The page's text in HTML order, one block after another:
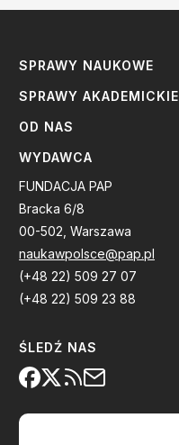
SPRAWY NAUKOWE
SPRAWY AKADEMICKIE
OD NAS
WYDAWCA
FUNDACJA PAP
Bracka 6/8
00-502, Warszawa
naukawpolsce@pap.pl
(+48 22) 509 27 07
(+48 22) 509 23 88
ŚLEDŹ NAS